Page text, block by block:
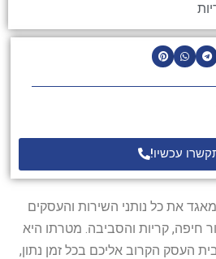
עכשיו!
אתר עסקים bakrayot מאגד את כל נותני השירות והעסקים
חיפה, קריות והסביבה. מטרתו היא
העסק הקרוב אליכם בכל זמן נתון,